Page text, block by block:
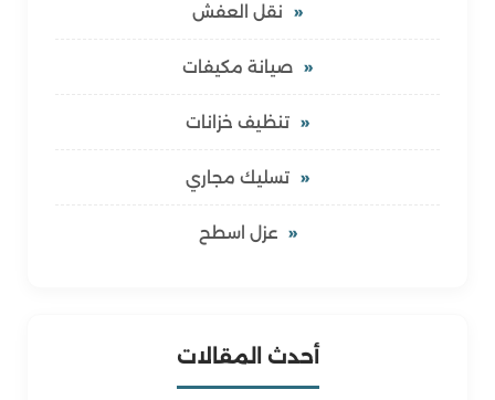
نقل العفش
صيانة مكيفات
تنظيف خزانات
تسليك مجاري
عزل اسطح
أحدث المقالات